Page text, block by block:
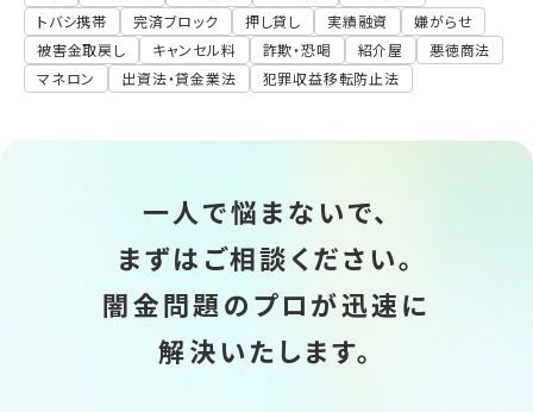
トバシ携帯
完済ブロック 押し貸し 実績融資
嫌がらせ
被害金取戻し
キャンセル料 詐欺・恐喝 紹介屋
悪徳商法
マネロン
出資法・貸金業法 犯罪収益移転防止法
一人で悩まないで、
まずはご相談ください。
闇金問題のプロが迅速に
解決いたします。